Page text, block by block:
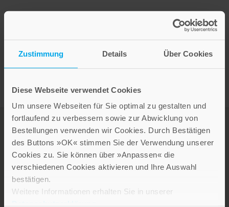
Zustimmung Details Über Cookies
Diese Webseite verwendet Cookies
Um unsere Webseiten für Sie optimal zu gestalten und
fortlaufend zu verbessern sowie zur Abwicklung von
Bestellungen verwenden wir Cookies. Durch Bestätigen
des Buttons »OK« stimmen Sie der Verwendung unserer
Cookies zu. Sie können über »Anpassen« die
verschiedenen Cookies aktivieren und Ihre Auswahl
bestätigen.
Weitere Informationen erhalten Sie in unserer